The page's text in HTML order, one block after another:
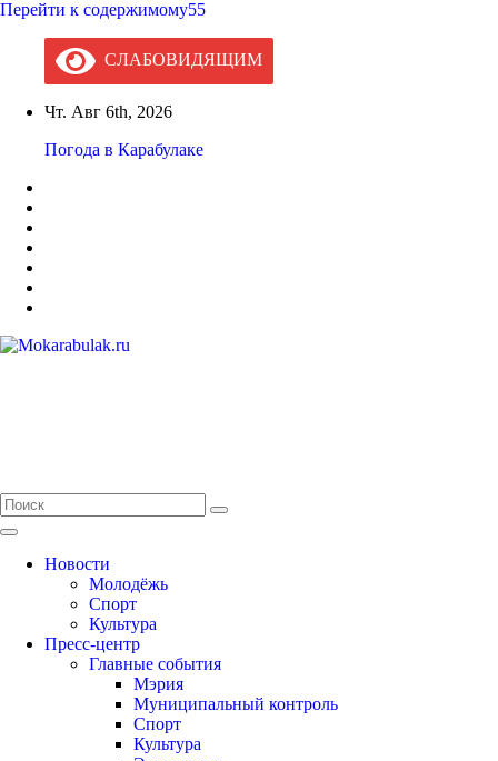
Перейти к содержимому55
СЛАБОВИДЯЩИМ
Чт. Авг 6th, 2026
Погода в Карабулаке
Новости
Молодёжь
Спорт
Культура
Пресс-центр
Главные события
Мэрия
Муниципальный контроль
Спорт
Культура